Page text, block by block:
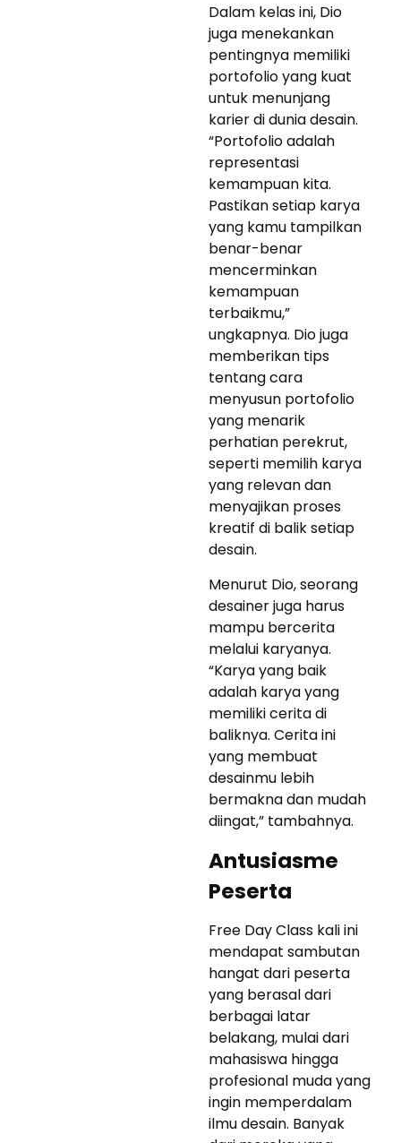
Dalam kelas ini, Dio
juga menekankan
pentingnya memiliki
portofolio yang kuat
untuk menunjang
karier di dunia desain.
“Portofolio adalah
representasi
kemampuan kita.
Pastikan setiap karya
yang kamu tampilkan
benar-benar
mencerminkan
kemampuan
terbaikmu,”
ungkapnya. Dio juga
memberikan tips
tentang cara
menyusun portofolio
yang menarik
perhatian perekrut,
seperti memilih karya
yang relevan dan
menyajikan proses
kreatif di balik setiap
desain.
Menurut Dio, seorang
desainer juga harus
mampu bercerita
melalui karyanya.
“Karya yang baik
adalah karya yang
memiliki cerita di
baliknya. Cerita ini
yang membuat
desainmu lebih
bermakna dan mudah
diingat,” tambahnya.
Antusiasme
Peserta
Free Day Class kali ini
mendapat sambutan
hangat dari peserta
yang berasal dari
berbagai latar
belakang, mulai dari
mahasiswa hingga
profesional muda yang
ingin memperdalam
ilmu desain. Banyak